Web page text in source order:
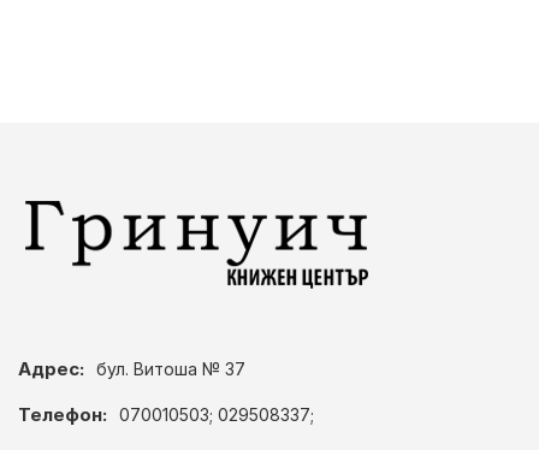
Адрес: бул. Витоша № 37
Телефон: 070010503; 029508337;